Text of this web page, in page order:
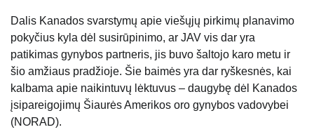
Dalis Kanados svarstymų apie viešųjų pirkimų planavimo
pokyčius kyla dėl susirūpinimo, ar JAV vis dar yra
patikimas gynybos partneris, jis buvo šaltojo karo metu ir
šio amžiaus pradžioje. Šie baimės yra dar ryškesnės, kai
kalbama apie naikintuvų lėktuvus – daugybę dėl Kanados
įsipareigojimų Šiaurės Amerikos oro gynybos vadovybei
(NORAD).